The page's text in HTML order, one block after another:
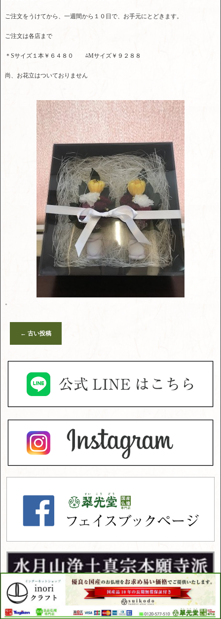
ご注文をうけてから、一週間から１０日で、お手元にとどきます。
ご注文は各店まで
＊Sサイズ１本￥６４８０ ⁂Mサイズ￥９２８８
尚、お花立はついておりません
。
← 古い投稿